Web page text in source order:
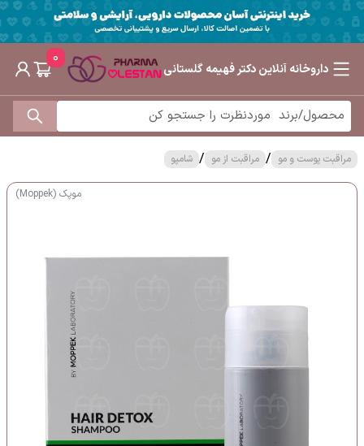
داروخانه آنلاین دکتر فهیمه گلستانی
0
مراقبت پوست و مو / مراقبت از مو / شامپو
موپک (Moppek)